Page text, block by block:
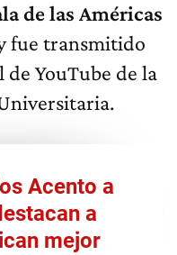
de las Américas
fue transmitido
de YouTube de la
Acento a
a
mejor